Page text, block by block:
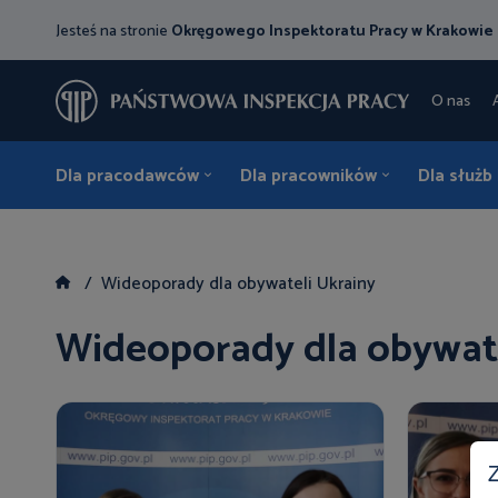
Jesteś na stronie Okręgowego Inspektoratu Pracy w Krakowie
O nas
Dla pracodawców Dla pracowników Dla służb
Wideoporady dla obywateli Ukrainy
Wideoporady dla